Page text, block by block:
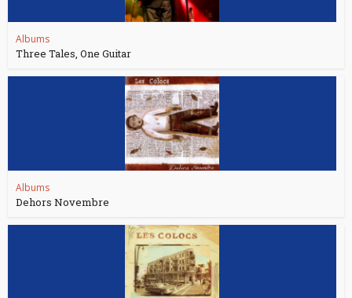
Albums
Three Tales, One Guitar
Albums
Dehors Novembre